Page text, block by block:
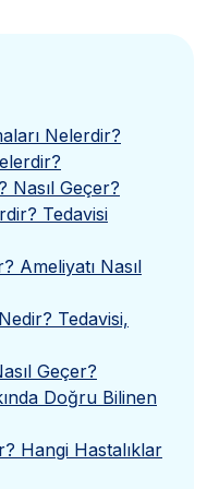
Nelerdir?
Nasıl Geçer?
Tedavisi
Ameliyatı Nasıl
Tedavisi,
Geçer?
Doğru Bilinen
Hangi Hastalıklar